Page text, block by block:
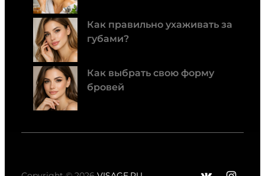
Как правильно ухаживать за
губами?
Как выбрать свою форму
бровей